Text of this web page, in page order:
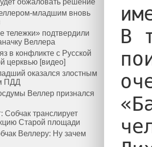
обжаловать решение
младшим вновь
тележки» подтвердили
Веллера
в конфликте с Русской
церквью [видео]
оказался злостным
ПДД
Веллер признался
Собчак транслирует
Старой площади
Веллеру: Ну зачем
В